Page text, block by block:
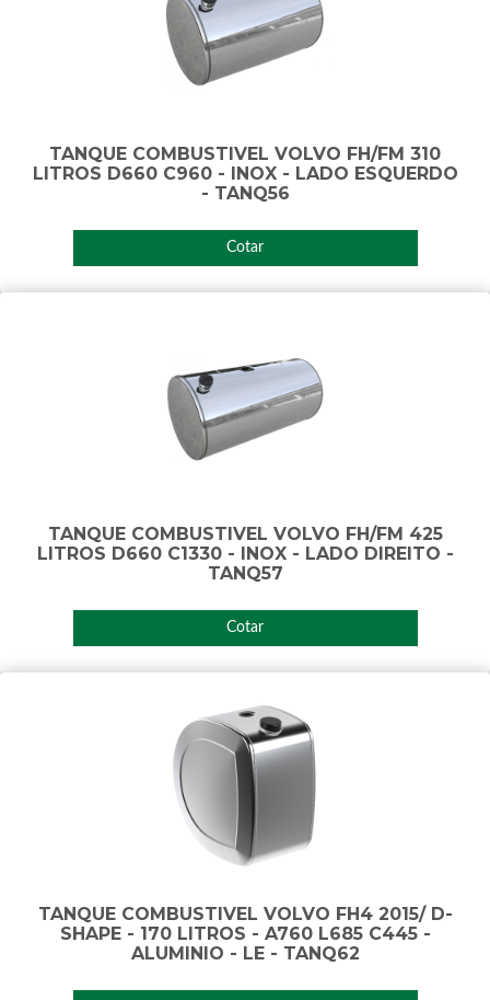
TANQUE COMBUSTIVEL VOLVO FH/FM 310
LITROS D660 C960 - INOX - LADO ESQUERDO
- TANQ56
Cotar
TANQUE COMBUSTIVEL VOLVO FH/FM 425
LITROS D660 C1330 - INOX - LADO DIREITO -
TANQ57
Cotar
TANQUE COMBUSTIVEL VOLVO FH4 2015/ D-
SHAPE - 170 LITROS - A760 L685 C445 -
ALUMINIO - LE - TANQ62